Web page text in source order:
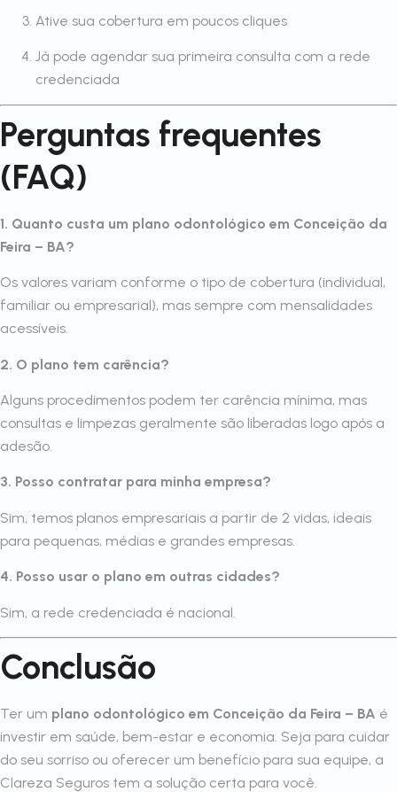
Ative sua cobertura em poucos cliques
Já pode agendar sua primeira consulta com a rede
credenciada
Perguntas frequentes
(FAQ)
1. Quanto custa um plano odontológico em Conceição da
Feira – BA?
Os valores variam conforme o tipo de cobertura (individual,
familiar ou empresarial), mas sempre com mensalidades
acessíveis.
2. O plano tem carência?
Alguns procedimentos podem ter carência mínima, mas
consultas e limpezas geralmente são liberadas logo após a
adesão.
3. Posso contratar para minha empresa?
Sim, temos planos empresariais a partir de 2 vidas, ideais
para pequenas, médias e grandes empresas.
4. Posso usar o plano em outras cidades?
Sim, a rede credenciada é nacional.
Conclusão
Ter um plano odontológico em Conceição da Feira – BA é
investir em saúde, bem-estar e economia. Seja para cuidar
do seu sorriso ou oferecer um benefício para sua equipe, a
Clareza Seguros tem a solução certa para você.